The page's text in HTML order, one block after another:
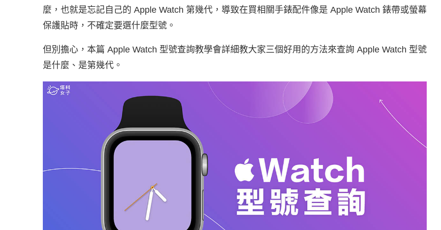
麼，也就是忘記自己的 Apple Watch 第幾代，導致在買相關手錶配件像是 Apple Watch 錶帶或螢幕
保護貼時，不確定要選什麼型號。
但別擔心，本篇 Apple Watch 型號查詢教學會詳細教大家三個好用的方法來查詢 Apple Watch 型號
是什麼、是第幾代。